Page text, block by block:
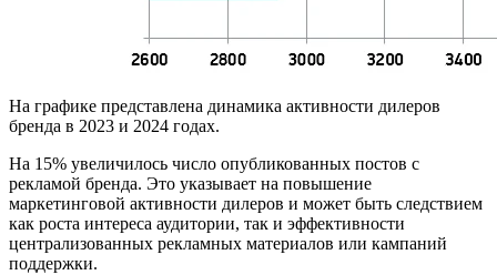
На графике представлена динамика активности дилеров
бренда в 2023 и 2024 годах.
На 15% увеличилось число опубликованных постов с
рекламой бренда. Это указывает на повышение
маркетинговой активности дилеров и может быть следствием
как роста интереса аудитории, так и эффективности
централизованных рекламных материалов или кампаний
поддержки.